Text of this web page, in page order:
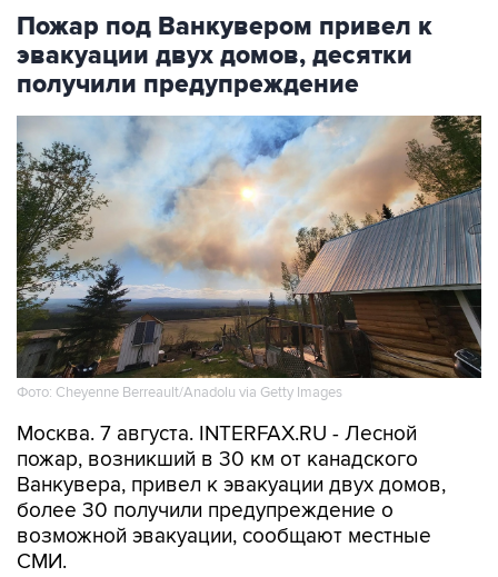
Пожар под Ванкувером привел к
эвакуации двух домов, десятки
получили предупреждение
Фото: Cheyenne Berreault/Anadolu via Getty Images
Москва. 7 августа. INTERFAX.RU - Лесной
пожар, возникший в 30 км от канадского
Ванкувера, привел к эвакуации двух домов,
более 30 получили предупреждение о
возможной эвакуации, сообщают местные
СМИ.